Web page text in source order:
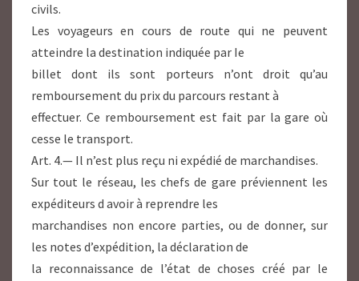
civils.
Les voyageurs en cours de route qui ne peuvent
atteindre la destination indiquée par Ie
billet dont ils sont porteurs n’ont droit qu’au
remboursement du prix du parcours restant à
effectuer. Ce remboursement est fait par la gare où
cesse le transport.
Art. 4.— Il n’est plus reçu ni expédié de marchandises.
Sur tout le réseau, les chefs de gare préviennent les
expéditeurs d avoir à reprendre les
marchandises non encore parties, ou de donner, sur
les notes d’expédition, la déclaration de
la reconnaissance de l’état de choses créé par le